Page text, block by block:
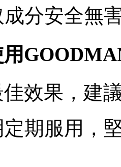
分安全無
效果，建
期服用，